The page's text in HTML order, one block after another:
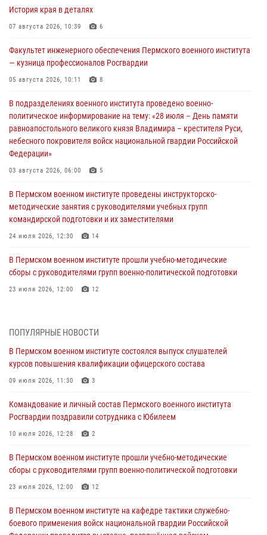
История края в деталях
07 августа 2026, 10:39 6
Факультет инженерного обеспечения Пермского военного института
— кузница профессионалов Росгвардии
05 августа 2026, 10:11 8
В подразделениях военного института проведено военно-
политическое информирование на тему: «28 июля – День памяти
равноапостольного великого князя Владимира – крестителя Руси,
небесного покровителя войск национальной гвардии Российской
Федерации»
03 августа 2026, 06:00 5
В Пермском военном институте проведены инструкторско-
методические занятия с руководителями учебных групп
командирской подготовки и их заместителями
24 июля 2026, 12:30 14
В Пермском военном институте прошли учебно-методические
сборы с руководителями групп военно-политической подготовки
23 июля 2026, 12:00 12
Федерации проводится выставка, посвящённая войскам
правопорядка
10 июля 2026, 14:30 8
Росгвардии поздравили сотрудника с Юбилеем
10 июля 2026, 12:28 2
курсов повышения квалификации офицерского состава
09 июля 2026, 11:30 3
по набору абитуриентов из числа граждан, прошедших и не
проходивших военную службу
ПОПУЛЯРНЫЕ НОВОСТИ
В Пермском военном институте состоялся выпуск слушателей
курсов повышения квалификации офицерского состава
09 июля 2026, 11:30 3
Командование и личный состав Пермского военного института
Росгвардии поздравили сотрудника с Юбилеем
10 июля 2026, 12:28 2
В Пермском военном институте прошли учебно-методические
сборы с руководителями групп военно-политической подготовки
23 июля 2026, 12:00 12
В Пермском военном институте на кафедре тактики служебно-
боевого применения войск национальной гвардии Российской